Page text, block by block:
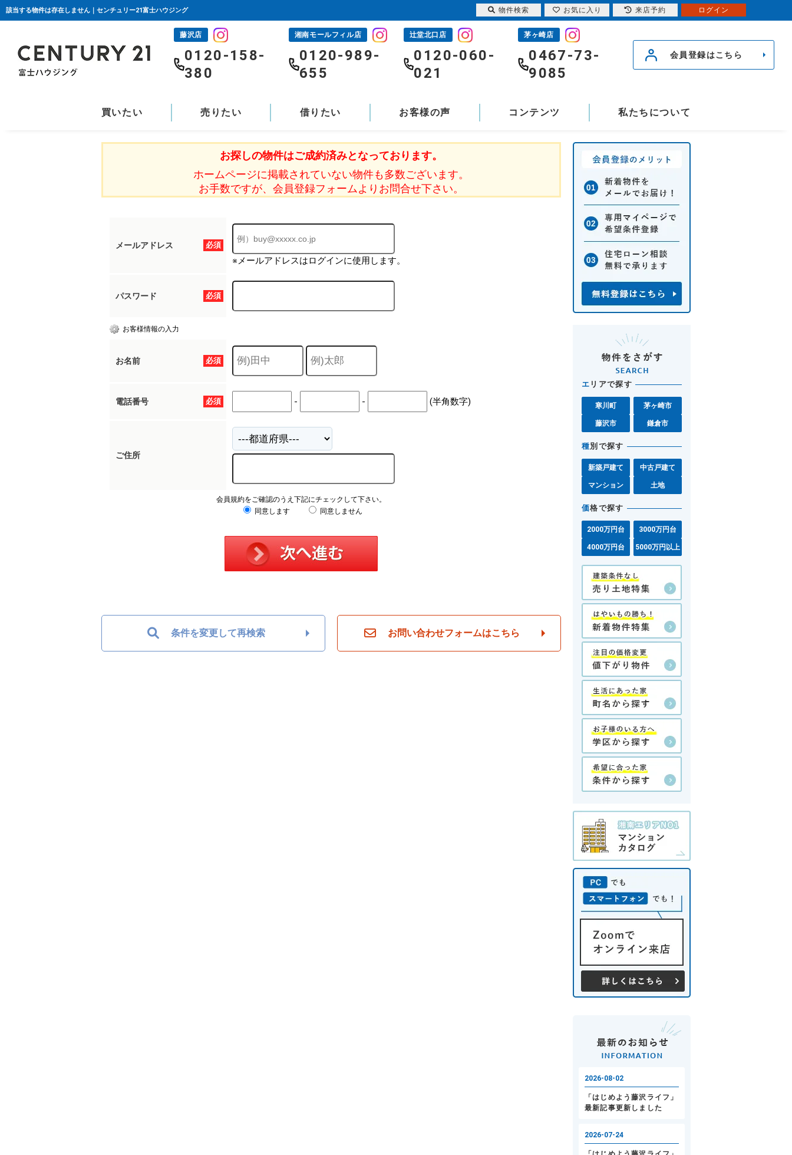
該当する物件は存在しません｜センチュリー21富士ハウジング
藤沢店
0120-158-
380
湘南モールフィル店
0120-989-
655
辻堂北口店
0120-060-
021
茅ヶ崎店
0467-73-
9085
会員登録はこちら
買いたい 売りたい 借りたい お客様の声 コンテンツ 私たちについて
お探しの物件はご成約済みとなっております。
ホームページに掲載されていない物件も多数ございます。
お手数ですが、会員登録フォームよりお問合せ下さい。
必須
メールアドレス
※メールアドレスはログインに使用します。
必須
パスワード
お客様情報の入力
必須
お名前
必須
電話番号 - - (半角数字)
ご住所
会員規約をご確認のうえ下記にチェックして下さい。
同意します
同意しません
条件を変更して再検索 お問い合わせフォームはこちら
エ リアで探す
寒川町 茅ヶ崎市
藤沢市 鎌倉市
種別で探す
新築戸建て 中古戸建て
マンション 土地
価格で探す
2000万円台 3000万円台
4000万円台 5000万円以上
物件検索 お気に入り 来店予約 ログイン